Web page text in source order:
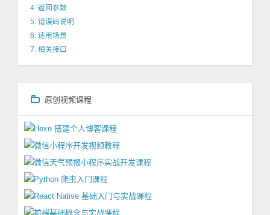
4. 返回参数
5. 错误码说明
6. 适用场景
7. 相关接口
原创视频课程